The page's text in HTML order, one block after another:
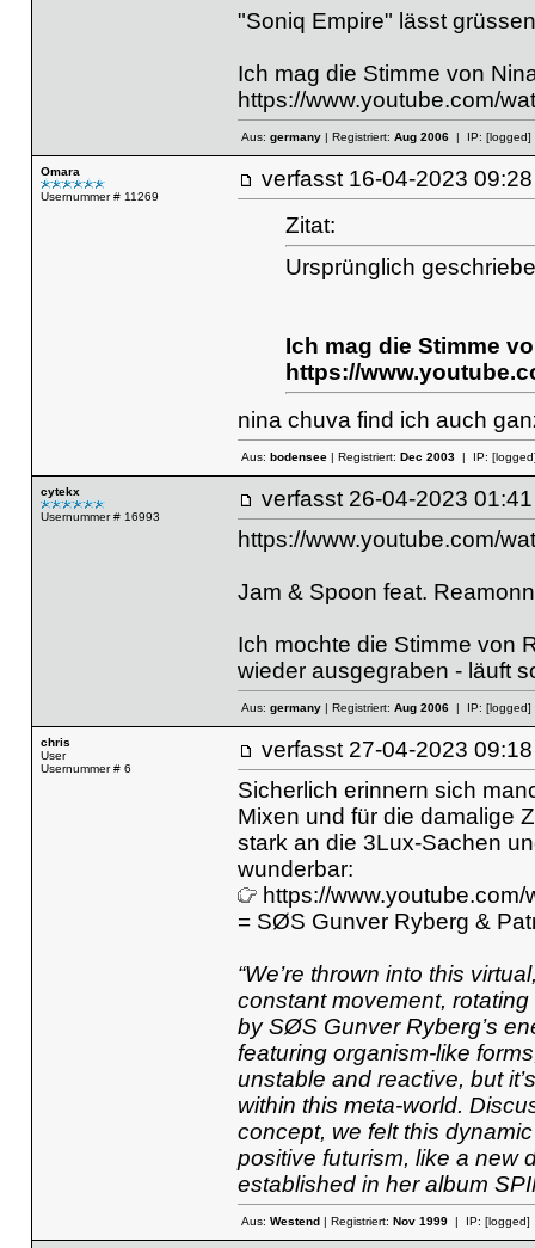
"Soniq Empire" lässt
Ich mag die Stimme von
https://www.youtube.com/
Aus: germany| Registriert: Aug 2006| IP: [logged]
Omara
Usernummer # 11269
verfasst 16-04-2023
Zitat:
Ursprünglich
Ich mag die Stimme
https://
nina chuva find ich auch
Aus: bodensee| Registriert: Dec 2003| IP:
cytekx
Usernummer # 16993
verfasst 26-04-2023
https://www.youtube.com/
Jam & Spoon feat.
Ich mochte die Stimme von
wieder ausgegraben - läuft
Aus: germany| Registriert: Aug 2006| IP: [logged]
chris
User
Usernummer # 6
verfasst 27-04-2023
Sicherlich erinnern sich
Mixen und für die damalige
stark an die 3Lux-Sachen
wunderbar:
https://
= SØS Gunver Ryberg &
“We’re thrown into this
constant movement,
by SØS Gunver Ryberg’s
featuring organism-like
unstable and reactive, but
within this meta-world.
concept, we felt this
positive futurism, like a new
established in her album
Aus: Westend| Registriert: Nov 1999| IP: [logged]